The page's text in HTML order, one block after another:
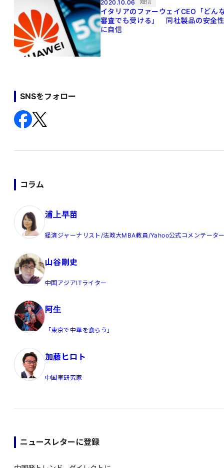
2020.10.06
イタリアのファーウェイCEO「どん
審査でも受ける」 同社製品の安全
に自信
SNSをフォロー
コラム
浦上早苗
経済ジャーナリスト/法政大MBA教員/Yahoo公式コメンテータ
山谷剛史
中国アジアITライター
阿生
「東京で中華を食らう」
加藤ヒロト
中国車研究家
ニュースレターに登録